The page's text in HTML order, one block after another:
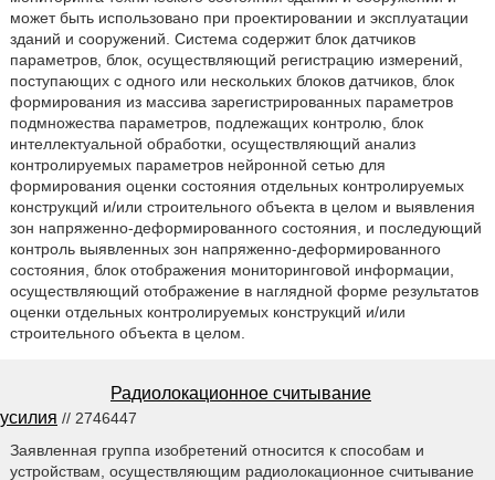
может быть использовано при проектировании и эксплуатации
зданий и сооружений. Система содержит блок датчиков
параметров, блок, осуществляющий регистрацию измерений,
поступающих с одного или нескольких блоков датчиков, блок
формирования из массива зарегистрированных параметров
подмножества параметров, подлежащих контролю, блок
интеллектуальной обработки, осуществляющий анализ
контролируемых параметров нейронной сетью для
формирования оценки состояния отдельных контролируемых
конструкций и/или строительного объекта в целом и выявления
зон напряженно-деформированного состояния, и последующий
контроль выявленных зон напряженно-деформированного
состояния, блок отображения мониторинговой информации,
осуществляющий отображение в наглядной форме результатов
оценки отдельных контролируемых конструкций и/или
строительного объекта в целом.
Радиолокационное считывание
усилия // 2746447
Заявленная группа изобретений относится к способам и
устройствам, осуществляющим радиолокационное считывание